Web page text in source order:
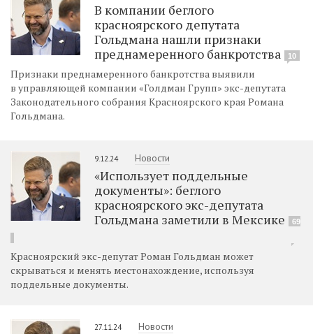
В компании беглого
красноярского депутата
Гольдмана нашли признаки
преднамеренного банкротства
10
Признаки преднамеренного банкротства выявили
в управляющей компании «Голдман Групп» экс-депутата
Законодательного собрания Красноярского края Романа
Гольдмана.
9.12.24 Новости
«Использует поддельные
документы»: беглого
красноярского экс-депутата
Гольдмана заметили в Мексике
69
Красноярский экс-депутат Роман Гольдман может
скрываться и менять местонахождение, используя
поддельные документы.
27.11.24 Новости